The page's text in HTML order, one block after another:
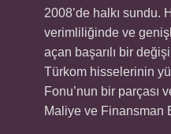
2008’de halkı sundu.
verimliliğinde ve
açan başarılı bir
Türkom hisselerinin
Fonu’nun bir parçası
Maliye ve Finansman